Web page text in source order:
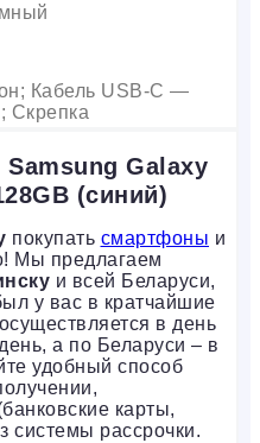
Кабель USB-C —
Скрепка
Galaxy
(синий)
покупать смартфоны и
Мы предлагаем
и всей Беларуси,
у вас в кратчайшие
в день
а по Беларуси – в
удобный способ
карты,
системы рассрочки.